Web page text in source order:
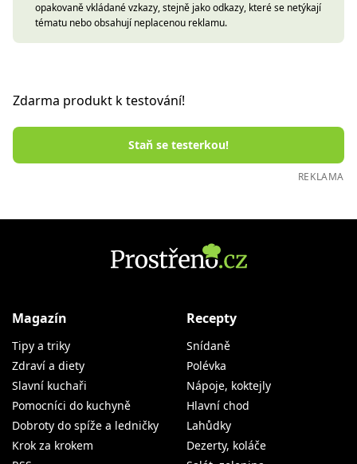
opakovaně vkládané vzkazy, stejně jako odkazy, které se netýkají
tématu nebo obsahují neplacenou reklamu.
Zdarma produkt k testování!
Staň se testerkou!
REKLAMA
Magazín
Tipy a triky
Zdraví a diety
Slavní kuchaři
Pomocníci do kuchyně
Dobroty do spíže a ledničky
Krok za krokem
Recepty
Snídaně
Polévka
Nápoje, koktejly
Hlavní chod
Lahůdky
Dezerty, koláče